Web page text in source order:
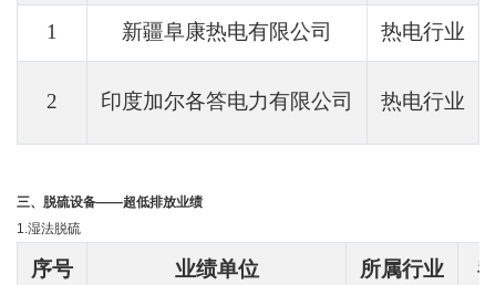
1 新疆阜康热电有限公司 热电行业
2 印度加尔各答电力有限公司 热电行业
三、脱硫设备——超低排放业绩
1.湿法脱硫
序号 业绩单位 所属行业